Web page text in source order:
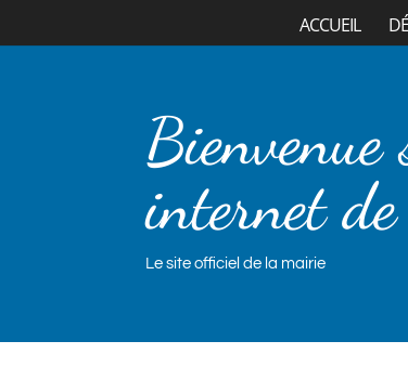
ACCUEIL
internet
Le site officiel de la mairie